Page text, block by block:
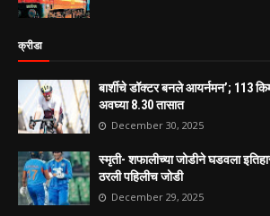
क्रीडा
बार्शीचे डॉक्टर बनले आयर्नमन’; 113
अवघ्या 8.30 तासात
December 30, 2025
स्मृती- शफालीच्या जोडीने घडवला
ठरली पहिलीच जोडी
December 29, 2025